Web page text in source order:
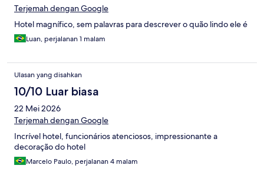
Terjemah dengan Google
Hotel magnífico, sem palavras para descrever o quão lindo ele é
Luan, perjalanan 1 malam
Ulasan yang disahkan
10/10 Luar biasa
22 Mei 2026
Terjemah dengan Google
Incrível hotel, funcionários atenciosos, impressionante a
decoração do hotel
Marcelo Paulo, perjalanan 4 malam